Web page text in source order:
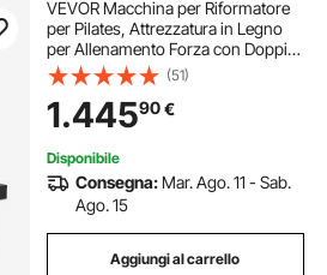
VEVOR Macchina per Riformatore
per Pilates, Attrezzatura in Legno
per Allenamento Forza con Doppia
Resistenza, Scatola, Tavola Salto,
per Avanzati e Principianti, Fino 153
kg, 2430x730x1990 mm
(51)
1.44590€
Disponibile
Consegna: Mar. Ago. 11 - Sab.
Ago. 15
Aggiungi al carrello